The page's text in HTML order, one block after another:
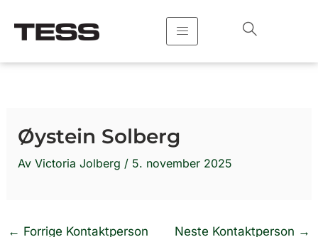
rett
Øystein Solberg
Av Victoria Jolberg / 5. november 2025
← Forrige Kontaktperson Neste Kontaktperson →